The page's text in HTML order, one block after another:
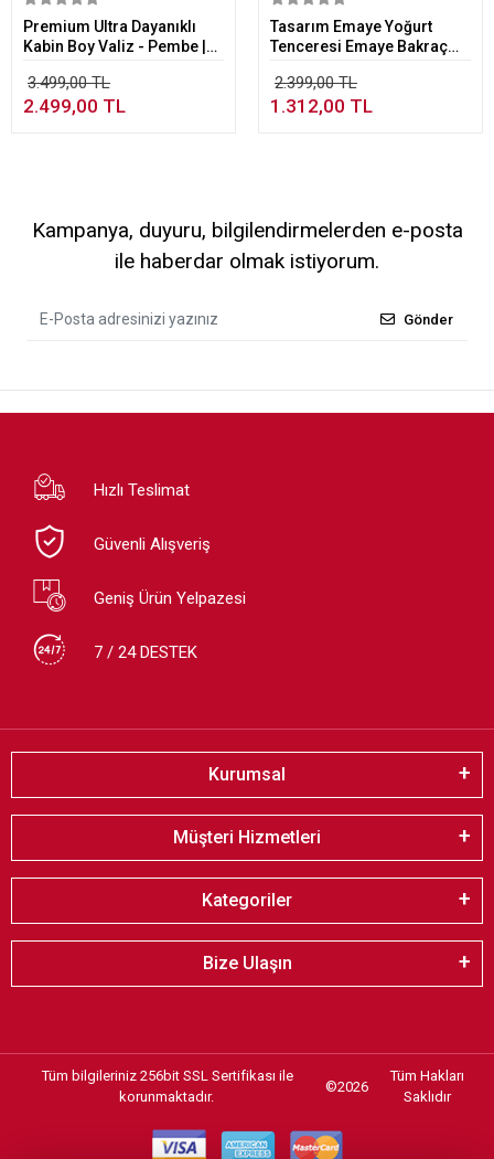
Sepete Ekle
Premium Ultra Dayanıklı
Kabin Boy Valiz - Pembe |
3.499,00 TL
2.499,00 TL
Sepete Ekle
Tasarım Emaye Yoğurt
Tenceresi Emaye Bakraç
2.399,00 TL
1.312,00 TL
Kampanya, duyuru, bilgilendirmelerden e-posta
ile haberdar olmak istiyorum.
Gönder
Hızlı Teslimat
Güvenli Alışveriş
Geniş Ürün Yelpazesi
7 / 24 DESTEK
Kurumsal
Müşteri Hizmetleri
Kategoriler
Bize Ulaşın
Tüm bilgileriniz 256bit SSL Sertifikası ile
korunmaktadır.
©2026
Tüm Hakları
Saklıdır